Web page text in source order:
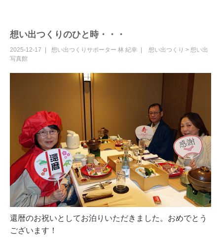
想い出つくりのひと時・・・
2025-12-17 想い出つくりサポーター 林 紀幸 想い出つくり > 想い出
写真館
還暦のお祝いとしてお泊りいただきました。おめでとう
ございます！